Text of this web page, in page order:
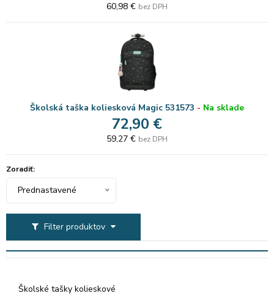
60,98 € bez DPH
Školská taška koliesková Magic 531573 - Na sklade
72,90 €
59,27 € bez DPH
Filter produktov
Zoradiť:
Prednastavené
Školské tašky kolieskové